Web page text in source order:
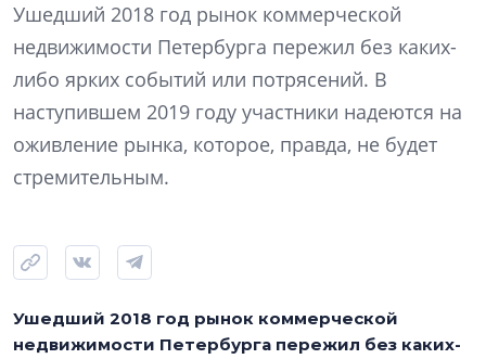
Ушедший 2018 год рынок коммерческой
недвижимости Петербурга пережил без каких-
либо ярких событий или потрясений. В
наступившем 2019 году участники надеются на
оживление рынка, которое, правда, не будет
стремительным.
Ушедший 2018 год рынок коммерческой
недвижимости Петербурга пережил без каких-